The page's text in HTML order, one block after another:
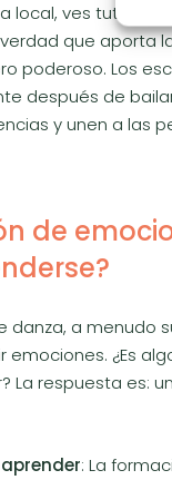
local, ves
que aporta
poderoso. Los
después de
y unen a las
de
danza, a menudo
¿Es
La respuesta es:
: La